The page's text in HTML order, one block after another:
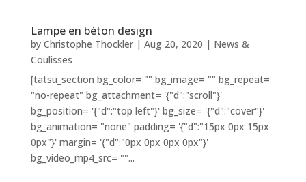
Lampe en béton design
by Christophe Thockler| Aug 20, 2020 | News &
Coulisses
[tatsu_section bg_color= "" bg_image= "" bg_repeat=
"no-repeat" bg_attachment= '{"d":"scroll"}'
bg_position= '{"d":"top left"}' bg_size= '{"d":"cover"}'
bg_animation= "none" padding= '{"d":"15px 0px 15px
0px"}' margin= '{"d":"0px 0px 0px 0px"}'
bg_video_mp4_src= ""...